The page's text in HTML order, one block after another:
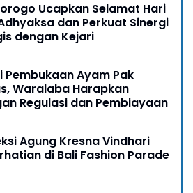
Ucapkan Selamat Hari
dan Perkuat Sinergi
dengan Kejari
Pembukaan Ayam Pak
Waralaba Harapkan
Regulasi dan Pembiayaan
Agung Kresna Vindhari
di Bali Fashion Parade